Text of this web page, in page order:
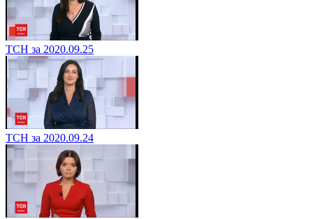
ТСН за 2020.09.25
ТСН за 2020.09.24